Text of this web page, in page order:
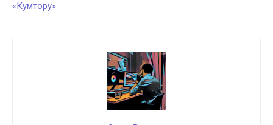
«Кумтору»